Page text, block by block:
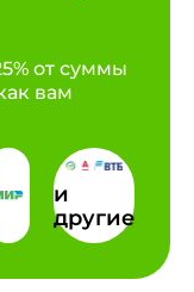
от суммы
вам
и
другие